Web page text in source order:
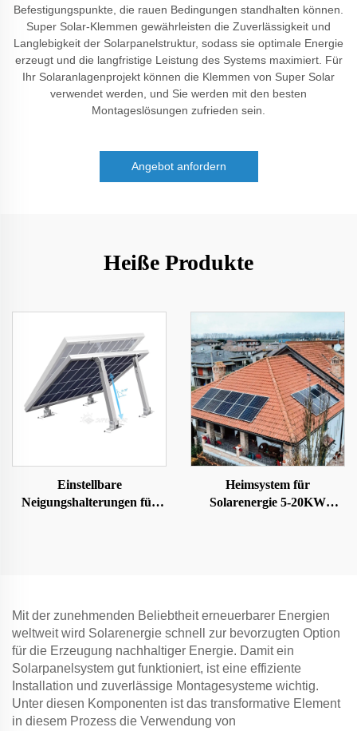
Befestigungspunkte, die rauen Bedingungen standhalten können.
Super Solar-Klemmen gewährleisten die Zuverlässigkeit und
Langlebigkeit der Solarpanelstruktur, sodass sie optimale Energie
erzeugt und die langfristige Leistung des Systems maximiert. Für
Ihr Solaranlagenprojekt können die Klemmen von Super Solar
verwendet werden, und Sie werden mit den besten
Montageslösungen zufrieden sein.
Angebot anfordern
Heiße Produkte
Einstellbare
Neigungshalterungen für
Heimsystem für
Solarenergie 5-20KW
Mit der zunehmenden Beliebtheit erneuerbarer Energien
weltweit wird Solarenergie schnell zur bevorzugten Option
für die Erzeugung nachhaltiger Energie. Damit ein
Solarpanelsystem gut funktioniert, ist eine effiziente
Installation und zuverlässige Montagesysteme wichtig.
Unter diesen Komponenten ist das transformative Element
in diesem Prozess die Verwendung von